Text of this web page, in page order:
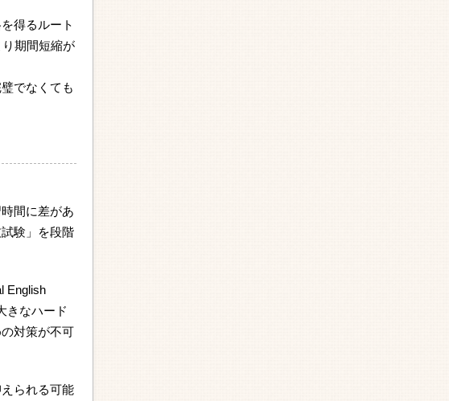
得るルート
期間短縮が
でなくても
間に差があ
験」を段階
English
きなハード
対策が不可
られる可能